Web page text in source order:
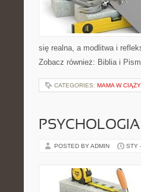
się realna, a modlitwa i
Zobacz również: Biblia i
CATEGORIES: MAMA W
POSTED BY ADMIN STY